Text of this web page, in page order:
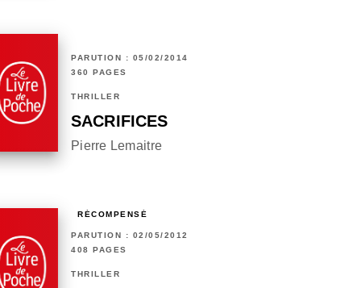
PARUTION : 05/02/2014
360 PAGES
THRILLER
SACRIFICES
Pierre Lemaitre
RÉCOMPENSÉ
PARUTION : 02/05/2012
408 PAGES
THRILLER